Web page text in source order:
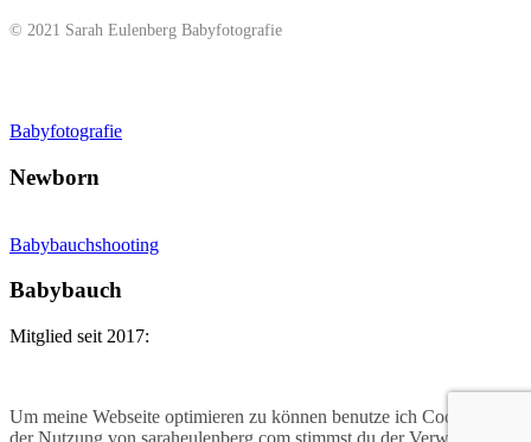
© 2021 Sarah Eulenberg Babyfotografie
Babyfotografie
Newborn
Babybauchshooting
Babybauch
Mitglied seit 2017:
Um meine Webseite optimieren zu können benutze ich Cookies. Mit